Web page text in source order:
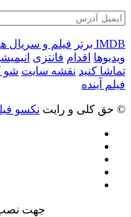
IMDB برتر فیلم و سریال
ویدیوها اقدام فانتزی
تماشا کنید نقشه سایت شو
فیلم آینده
© حق کلی و رایت نکسو
جهت نصب